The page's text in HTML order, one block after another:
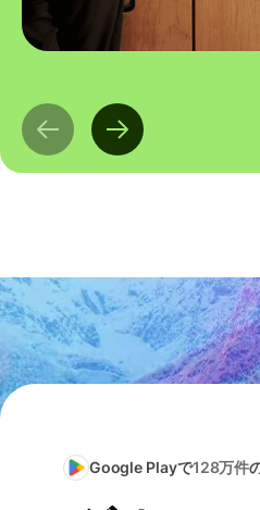
Google Playで128万件